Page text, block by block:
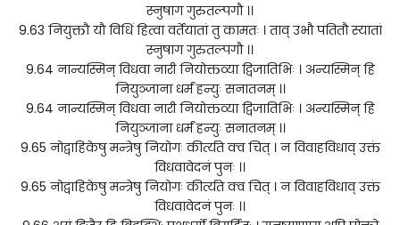
स्नुषाग गुरुतल्पगौ ।।
9.63 नियुक्तौ यौ विधिं हित्वा वर्तेयातां तु कामतः । ताव् उभौ पतितौ स्यातां
स्नुषाग गुरुतल्पगौ ।।
9.64 नान्यस्मिन् विधवा नारी नियोक्तव्या द्विजातिभिः । अन्यस्मिन् हि
नियुञ्जाना धर्मं हन्युः सनातनम् ।।
9.64 नान्यस्मिन् विधवा नारी नियोक्तव्या द्विजातिभिः । अन्यस्मिन् हि
नियुञ्जाना धर्मं हन्युः सनातनम् ।।
9.65 नोद्वाहिकेषु मन्त्रेषु नियोगः कीर्त्यते क्व चित् । न विवाहविधाव् उक्तं
विधवावेदनं पुनः ।।
9.65 नोद्वाहिकेषु मन्त्रेषु नियोगः कीर्त्यते क्व चित् । न विवाहविधाव् उक्तं
विधवावेदनं पुनः ।।